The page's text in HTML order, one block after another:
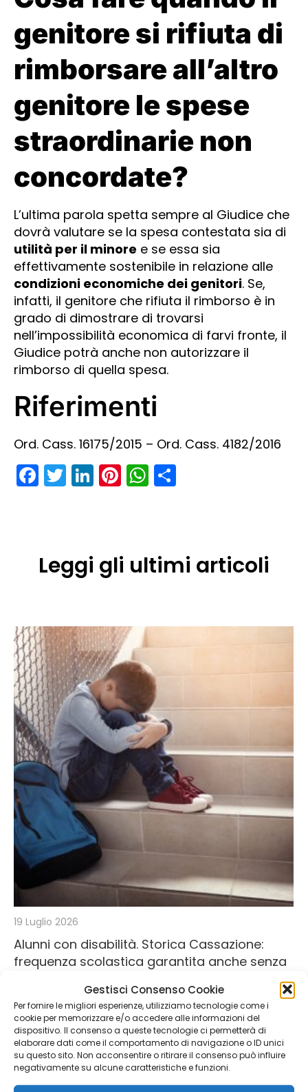
Gestisci Consenso Cookie
Per fornire le migliori esperienze, utilizziamo tecnologie come i
cookie per memorizzare e/o accedere alle informazioni del
dispositivo. Il consenso a queste tecnologie ci permetterà di
elaborare dati come il comportamento di navigazione o ID unici
su questo sito. Non acconsentire o ritirare il consenso può influire
negativamente su alcune caratteristiche e funzioni.
genitore si rifiuta di
rimborsare all’altro
genitore le spese
straordinarie non
concordate?
L’ultima parola spetta sempre al Giudice che
dovrà valutare se la spesa contestata sia di
utilità per il minore e se essa sia
effettivamente sostenibile in relazione alle
condizioni economiche dei genitori. Se,
infatti, il genitore che rifiuta il rimborso è in
grado di dimostrare di trovarsi
nell’impossibilità economica di farvi fronte, il
Giudice potrà anche non autorizzare il
rimborso di quella spesa.
Riferimenti
Ord. Cass. 16175/2015 – Ord. Cass. 4182/2016
Facebook
Twitter
LinkedIn
Pinterest
WhatsApp
Leggi gli ultimi articoli
19 Luglio 2026
Alunni con disabilità. Storica Cassazione:
frequenza scolastica garantita anche senza
In un contenzioso per discriminazione da me condotto
nei due gradi di merito e patrocinato, infine, nel terzo
grado di...
Leggi...